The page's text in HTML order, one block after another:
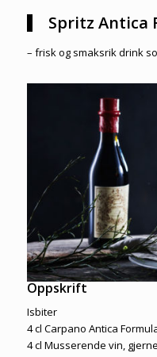
Spritz Antica
– frisk og smaksrik drink
Oppskrift
Isbiter
4 cl Carpano Antica
4 cl Musserende vin,